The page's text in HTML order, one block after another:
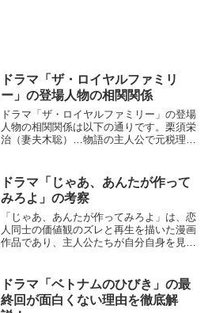
ドラマ「ザ・ロイヤルファミリ
ー」の登場人物の相関関係
ドラマ「ザ・ロイヤルファミリー」の登場
人物の相関関係は以下の通りです。栗須栄
治（妻夫木聡）…物語の主人公で元税理
を築く。山王耕造（佐藤浩市）…豪快で人
間味溢れる馬主...
ドラマ「じゃあ、あんたが作って
みろよ」の考察
「じゃあ、あんたが作ってみろよ」は、恋
人同士の価値観のズレと再生を描いた漫画
作品であり、主人公たちが自分自身を見つ
mangaloversroom+2作品テーマと背景主人
公・勝男は「...
ドラマ「ベトナムのひびき」の最
終回が面白くない理由を徹底解